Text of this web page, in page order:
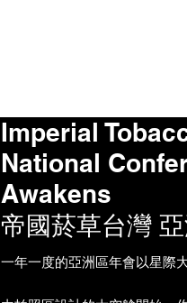
Imperial
National
Awakens
帝國菸草台灣
一年一度的亞洲區年會以星際